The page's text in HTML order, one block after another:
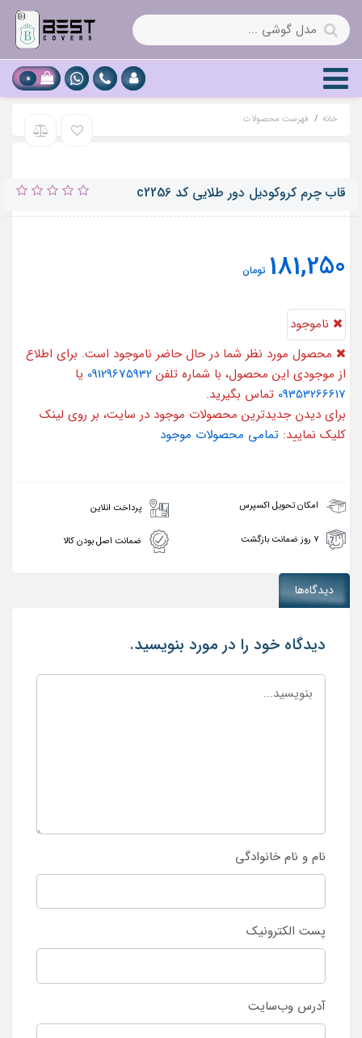
0
خانه فهرست محصولات
قاب چرم کروکودیل دور طلایی کد c2256
181,250 تومان
ناموجود
محصول مورد نظر شما در حال حاضر ناموجود است. برای اطلاع
از موجودی این محصول، با شماره تلفن 09129675932 یا
09353266617 تماس بگیرید.
برای دیدن جدیدترین محصولات موجود در سایت، بر روی لینک
کلیک نمایید: تمامی محصولات موجود
امکان تحویل اکسپرس پرداخت انلاین
۷ روز ضمانت بازگشت ضمانت اصل بودن کالا
دیدگاه‌ها
دیدگاه خود را در مورد بنویسید.
نام و نام خانوادگی
پست الکترونیک
آدرس وب‌سایت